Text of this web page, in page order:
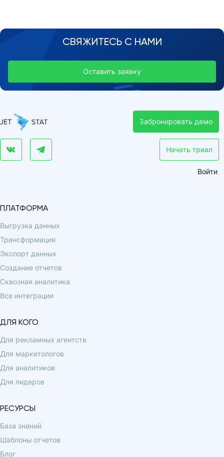
СВЯЖИТЕСЬ С НАМИ
Оставить заявку
Забронировать демо
Начать триал
Войти
ПЛАТФОРМА
Выгрузка данных
Трансформация
Экспорт данных
Создание отчетов
Сквозная аналитика
Все интеграции
ДЛЯ КОГО
Для рекламных агентств
Для маркетологов
Для аналитиков
Для лидеров
РЕСУРСЫ
База знаний
Шаблоны отчетов
Блог